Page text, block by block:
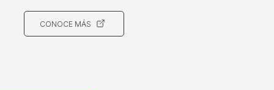
CONOCE MÁS